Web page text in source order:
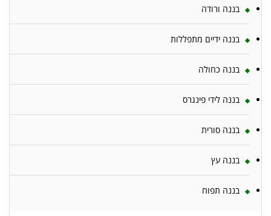
בננה ורודה
בננה ידיים מתפללות
בננה כחולה
בננה לידי פינגרס
בננה סורית
בננה עץ
בננה תפוח